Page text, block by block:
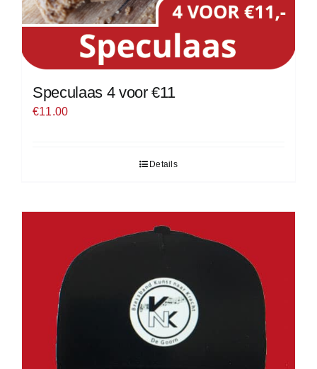
Speculaas 4 voor €11
€11.00
Details